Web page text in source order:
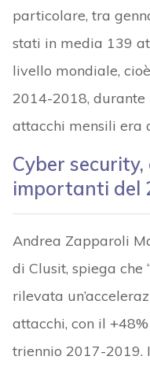
particolare, tra
stati in media 139
livello mondiale,
2014-2018,
attacchi mensili era
Cyber
importanti del
Andrea Zapparoli
di Clusit, spiega che
rilevata
attacchi, con il
triennio 2017-2019.